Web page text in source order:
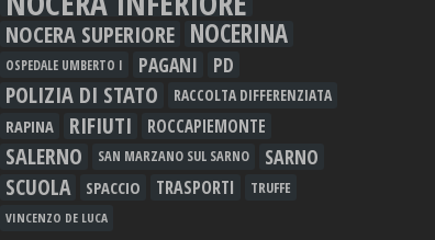
NOCERA SUPERIORE NOCERINA
OSPEDALE UMBERTO I PAGANI PD
POLIZIA DI STATO RACCOLTA DIFFERENZIATA
RAPINA RIFIUTI ROCCAPIEMONTE
SALERNO SAN MARZANO SUL SARNO SARNO
SCUOLA SPACCIO TRASPORTI TRUFFE
VINCENZO DE LUCA